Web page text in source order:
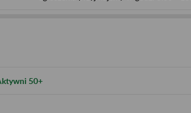
50+